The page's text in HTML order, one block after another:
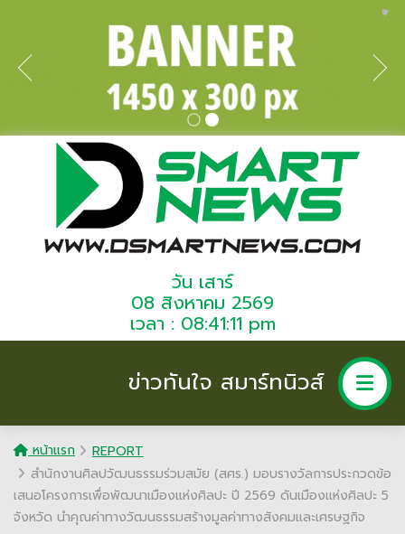
วัน เสาร์
08 สิงหาคม 2569
เวลา : 08:41:11 pm
ข่าวทันใจ สมาร์ทนิวส์
หน้าแรก
REPORT
สำนักงานศิลปวัฒนธรรมร่วมสมัย (สศร.) มอบรางวัลการประกวดข้อ
เสนอโครงการเพื่อพัฒนาเมืองแห่งศิลปะ ปี 2569 ดันเมืองแห่งศิลปะ 5
จังหวัด นำคุณค่าทางวัฒนธรรมสร้างมูลค่าทางสังคมและเศรษฐกิจ